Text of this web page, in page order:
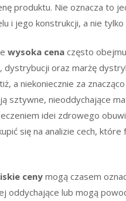
produktu. Nie oznacza to
i jego konstrukcji, a nie tylko
wysoka cena często
oraz marżę
a niekoniecznie za
sztywne, nieoddychające
idei zdrowego
się na analizie cech,
cenymogą czasem
oddychające lub mogą